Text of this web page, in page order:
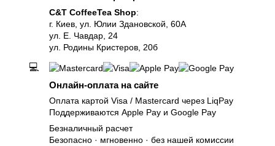
C&T CoffeeTea Shop:
г. Киев, ул. Юлии Здановской, 60А
ул. Е. Чавдар, 24
ул. Родины Кристеров, 20б
💻
Онлайн-оплата на сайте
Оплата картой Visa / Mastercard через LiqPay
Поддерживаются Apple Pay и Google Pay
Безналичный расчет
Безопасно · мгновенно · без нашей комиссии